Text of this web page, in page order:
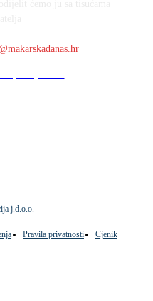
j.d.o.o.
Pravila privatnosti
Cjenik